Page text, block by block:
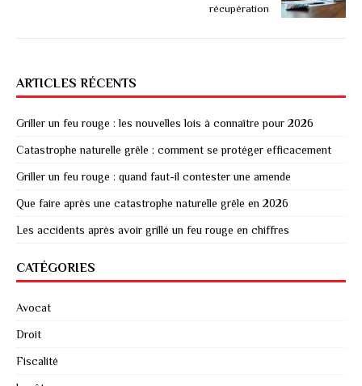
récupération
ARTICLES RÉCENTS
Griller un feu rouge : les nouvelles lois à connaître pour 2026
Catastrophe naturelle grêle : comment se protéger efficacement
Griller un feu rouge : quand faut-il contester une amende
Que faire après une catastrophe naturelle grêle en 2026
Les accidents après avoir grillé un feu rouge en chiffres
CATÉGORIES
Avocat
Droit
Fiscalité